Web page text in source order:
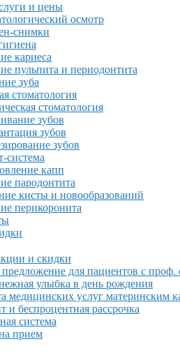
и цены
осмотр
снимки
кариеса
пульпита и периодонтита
зуба
стоматология
стоматология
зубов
зубов
зубов
система
капп
пародонтита
кисты и новообразований
перикоронита
и скидки
для пациентов с проф.
улыбка в день рождения
медицинских услуг материнским
и беспроцентная рассрочка
система
прием